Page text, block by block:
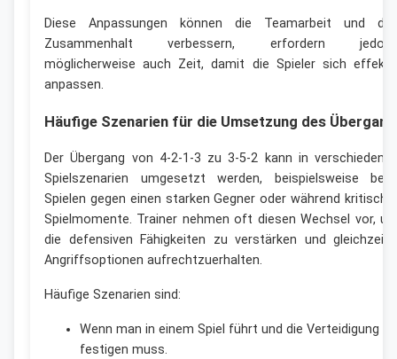
Diese Anpassungen können die Teamarbeit und
Zusammenhalt verbessern, erfordern
möglicherweise auch Zeit, damit die Spieler sich
anpassen.
Häufige Szenarien für die Umsetzung des
Der Übergang von 4-2-1-3 zu 3-5-2 kann in
Spielszenarien umgesetzt werden, beispielsweise
Spielen gegen einen starken Gegner oder während
Spielmomente. Trainer nehmen oft diesen Wechsel vor,
die defensiven Fähigkeiten zu verstärken und
Angriffsoptionen aufrechtzuerhalten.
Häufige Szenarien sind:
Wenn man in einem Spiel führt und die Verteidigung
festigen muss.